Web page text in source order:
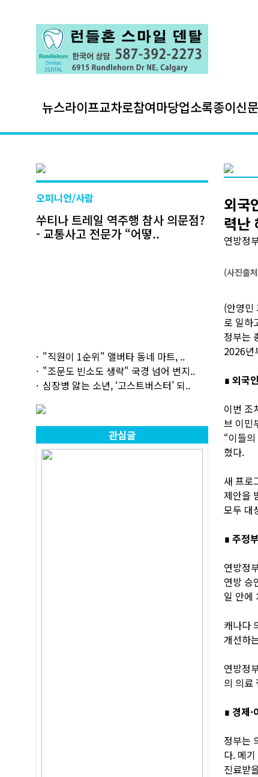
뉴스라이프교차로참여마당업소록종이신
오피니언/사람
쑤티나 트레일 역주행 참사 의문점?
- 교통사고 전문가 “어떻..
"직원이 1순위" 앨버타 동네 마트, ..
"조문도 빈소도 생략" 국경 넘어 번지..
심장병 앓는 소년, ‘고스트버스터’ 되..
관심글
외국
력난
연방정
(사진출
(안영민
로 일하
정부는
2026년
∎ 외국
이번 조
브 이민
“이들
혔다.
새 프로
제안을
모두 대
∎ 주정
연방정
연방 승
일 안에
캐나다
개선하
연방정
의 의료
∎ 경제·
정부는
다. 메
진료받